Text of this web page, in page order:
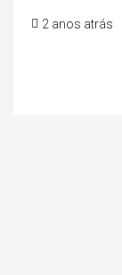
2 anos atrás